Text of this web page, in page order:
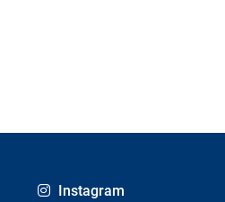
Instagram